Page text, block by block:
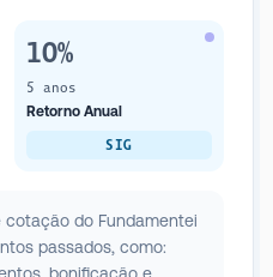
10%
5 anos
Retorno Anual
SIG
do Fundamentei
passados, como: